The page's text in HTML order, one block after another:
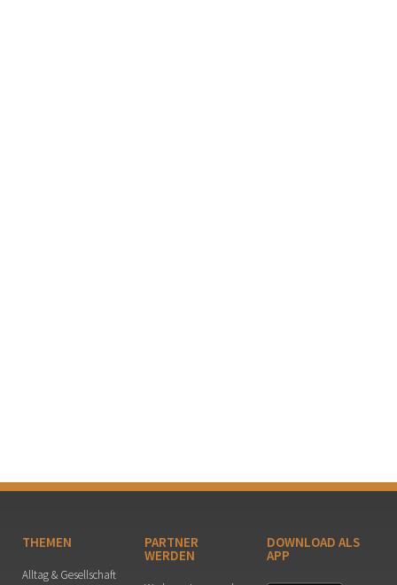
THEMEN
Alltag & Gesellschaft
PARTNER
WERDEN
DOWNLOAD ALS
APP